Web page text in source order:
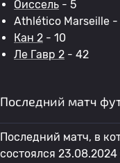
Оиссель - 5
Athlético Marseille -
Кан 2 - 10
Ле Гавр 2 - 42
Последний матч
Последний матч, в
состоялся 23.08.2024